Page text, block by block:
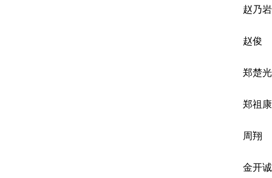
赵乃岩
赵俊
郑楚光
郑祖康
周翔
金开诚